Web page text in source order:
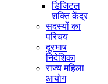
डिजिटल
शक्ति केंद्र
सदस्यों का
परिचय
दूरभाष
निदेशिका
राज्य महिला
आयोग